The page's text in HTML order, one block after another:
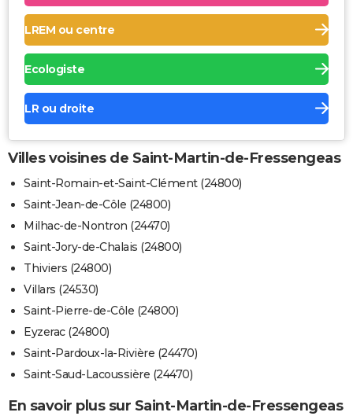
LREM ou centre
Ecologiste
LR ou droite
Villes voisines de Saint-Martin-de-Fressengeas
Saint-Romain-et-Saint-Clément (24800)
Saint-Jean-de-Côle (24800)
Milhac-de-Nontron (24470)
Saint-Jory-de-Chalais (24800)
Thiviers (24800)
Villars (24530)
Saint-Pierre-de-Côle (24800)
Eyzerac (24800)
Saint-Pardoux-la-Rivière (24470)
Saint-Saud-Lacoussière (24470)
En savoir plus sur Saint-Martin-de-Fressengeas